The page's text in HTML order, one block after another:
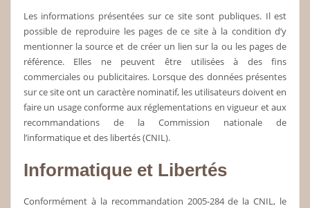
Les informations présentées sur ce site sont publiques. Il est
possible de reproduire les pages de ce site à la condition d’y
mentionner la source et de créer un lien sur la ou les pages de
référence. Elles ne peuvent être utilisées à des fins
commerciales ou publicitaires. Lorsque des données présentes
sur ce site ont un caractère nominatif, les utilisateurs doivent en
faire un usage conforme aux réglementations en vigueur et aux
recommandations de la Commission nationale de
l’informatique et des libertés (CNIL).
Informatique et Libertés
Conformément à la recommandation 2005-284 de la CNIL, le